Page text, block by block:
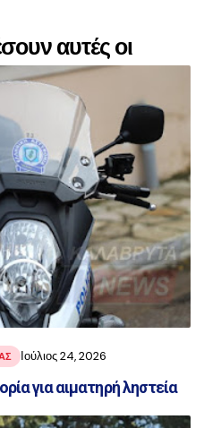
αυτές οι
Ιούλιος 24, 2026
για αιματηρή ληστεία